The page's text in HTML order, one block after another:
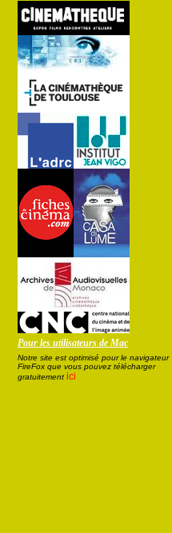
Pour les utilisateurs de Mac
Notre site est optimisé pour le navigateur
FireFox que vous pouvez télécharger
gratuitement ici